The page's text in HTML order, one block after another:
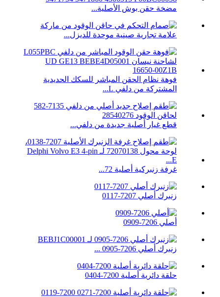
مضخة حقن بوش الأصلية...
علامة تجارية صينية موحدة للديزل...
فوهة نظام الحقن المباشر للسكك الحديدية
المشتركة من دلفي L...
قطع غيار أصلية جديدة من دلفي...
غرفة زنبركية أصلية 72...
زنبرك أصلي 7207-0117
أصلي 7206-0909
زنبرك أصلي 7206-0905 ...
حلقة دائرية أصلية 7200-0404